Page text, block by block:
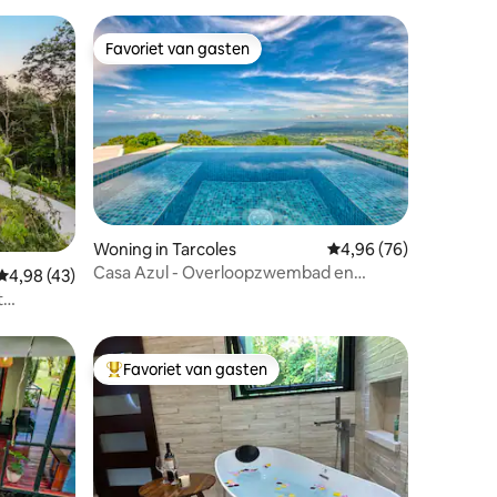
beoordeling van 4,98 op 5, 43 recensies
4,98 (43)
Favoriet van gasten
Favoriet van gasten
Woning in Tarcoles Gemiddelde
4,96 (76)
Casa Azul - Overloopzwembad en
Topfavoriet van gasten
Favoriet van gasten